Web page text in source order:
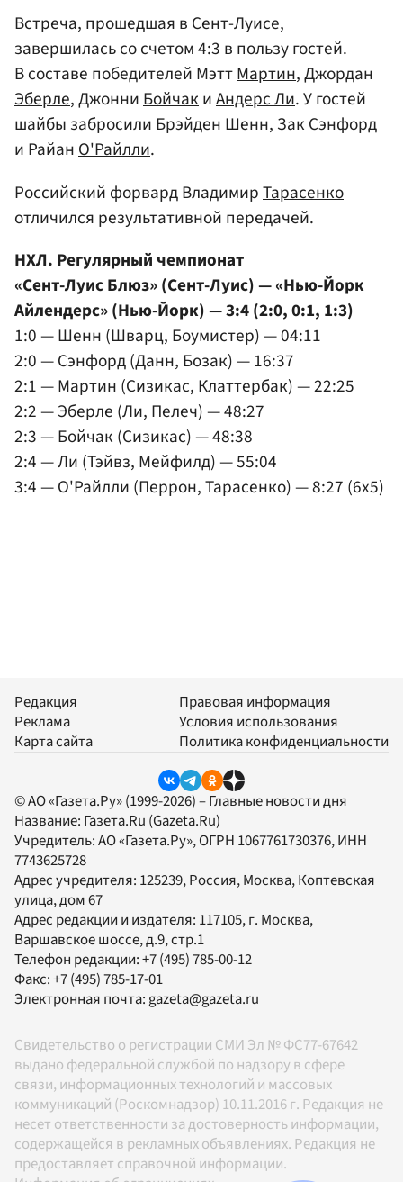
Встреча, прошедшая в Сент-Луисе,
завершилась со счетом 4:3 в пользу гостей.
В составе победителей МэттМартин, Джордан
Эберле, ДжонниБойчакиАндерс Ли. У гостей
шайбы забросили Брэйден Шенн, Зак Сэнфорд
и РайанО'Райлли.
Российский форвард ВладимирТарасенко
отличился результативной передачей.
НХЛ. Регулярный чемпионат
«Сент-Луис Блюз» (Сент-Луис) — «Нью-Йорк
Айлендерс» (Нью-Йорк) — 3:4 (2:0, 0:1, 1:3)
1:0 — Шенн (Шварц, Боумистер) — 04:11
2:0 — Сэнфорд (Данн, Бозак) — 16:37
2:1 — Мартин (Сизикас, Клаттербак) — 22:25
2:2 — Эберле (Ли, Пелеч) — 48:27
2:3 — Бойчак (Сизикас) — 48:38
2:4 — Ли (Тэйвз, Мейфилд) — 55:04
3:4 — О'Райлли (Перрон, Тарасенко) — 8:27 (6x5)
Редакция
Реклама
Карта сайта
Правовая информация
Условия использования
Политика конфиденциальности
© АО «Газета.Ру» (1999-2026) – Главные новости дня
Название: Газета.Ru (Gazeta.Ru)
Учредитель:АО «Газета.Ру», ОГРН 1067761730376, ИНН
7743625728
Адрес учредителя: 125239, Россия, Москва, Коптевская
улица, дом 67
Адрес редакции и издателя: 117105, г. Москва,
Варшавское шоссе, д.9, стр.1
Телефон редакции:+7 (495) 785-00-12
Факс:+7 (495) 785-17-01
Электронная почта:gazeta@gazeta.ru
Свидетельство о регистрации СМИ Эл № ФС77-67642
выдано федеральной службой по надзору в сфере
связи, информационных технологий и массовых
коммуникаций (Роскомнадзор) 10.11.2016 г. Редакция не
несет ответственности за достоверность информации,
содержащейся в рекламных объявлениях. Редакция не
предоставляет справочной информации.